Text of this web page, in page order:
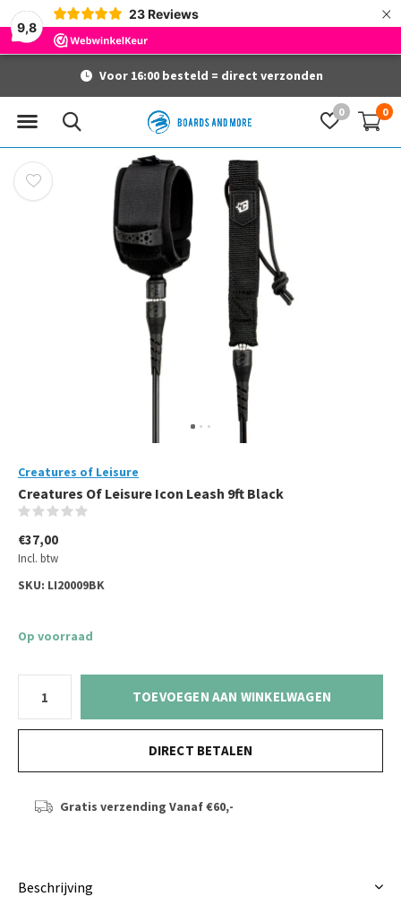
9,8
23 Reviews ×
0 0
Voor 16:00 besteld = direct verzonden
Creatures of Leisure
Creatures Of Leisure Icon Leash 9ft Black
€37,00
Incl. btw
SKU: LI20009BK
Op voorraad
TOEVOEGEN AAN WINKELWAGEN
DIRECT BETALEN
Gratis verzending Vanaf €60,-
Beschrijving